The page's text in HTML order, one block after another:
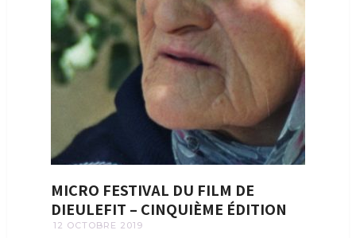
MICRO FESTIVAL DU FILM DE
DIEULEFIT – CINQUIÈME ÉDITION
12 OCTOBRE 2019